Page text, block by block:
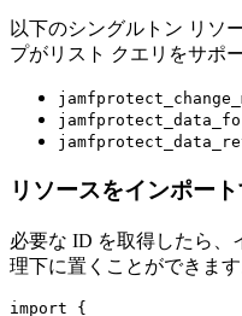
以下のシングルトン リソ
プがリスト クエリをサポ
リソースをインポー
必要な ID を取得したら、
理下に置くことができます
import {